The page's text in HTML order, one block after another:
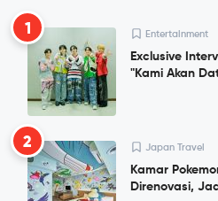
1 Entertainment
Exclusive
"Kami Akan
2 Japan Travel
Kamar
Direnovasi,